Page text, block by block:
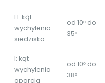
H: kąt
wychylenia
siedziska
od 10ᵒ do
35ᵒ
I: kąt
wychylenia
oparcia
od 10ᵒ do
38ᵒ